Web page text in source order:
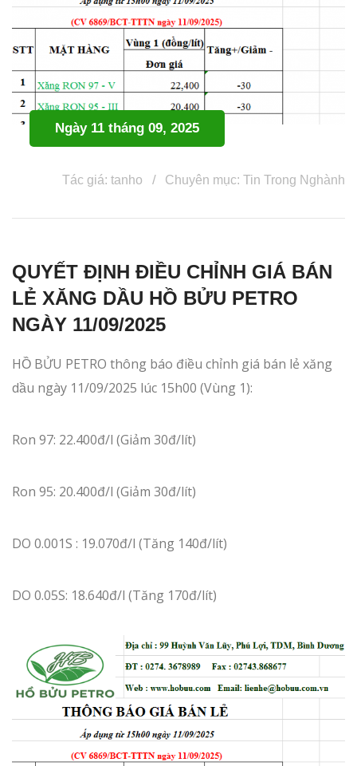
Ngày 11 tháng 09, 2025
Tác giá: tanho Chuyên mục: Tin Trong Nghành
QUYẾT ĐỊNH ĐIỀU CHỈNH GIÁ BÁN
LẺ XĂNG DẦU HỒ BỬU PETRO
NGÀY 11/09/2025
HỒ BỬU PETRO thông báo điều chỉnh giá bán lẻ xăng
dầu ngày 11/09/2025 lúc 15h00 (Vùng 1):
Ron 97: 22.400đ/l (Giảm 30đ/lít)
Ron 95: 20.400đ/l (Giảm 30đ/lít)
DO 0.001S : 19.070đ/l (Tăng 140đ/lít)
DO 0.05S: 18.640đ/l (Tăng 170đ/lít)